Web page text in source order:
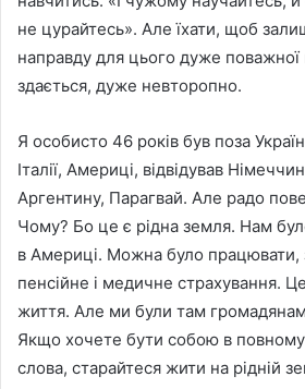
не цурайтесь». Але їхати, щоб
направду для цього дуже
здається, дуже невторопно.
Я особисто 46 рокiв був поза
Iталiї, Америцi, вiдвiдував
Аргентину, Парагвай. Але радо
Чому? Бо це є рiдна земля. Нам
в Америцi. Можна було працювати,
пенсiйне i медичне страхування.
життя. Але ми були там
Якщо хочете бути собою в
слова, старайтеся жити на рiднiй